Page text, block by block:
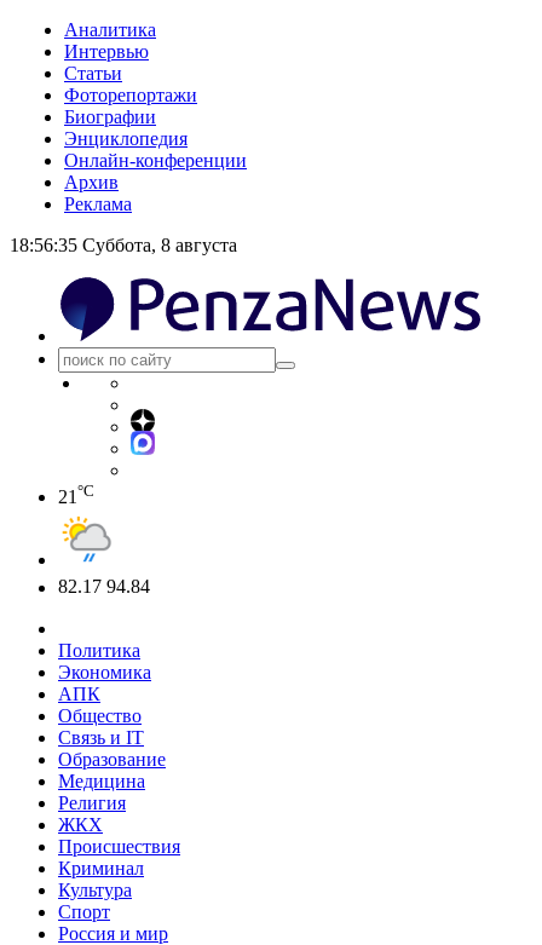
Аналитика
Интервью
Статьи
Фоторепортажи
Биографии
Энциклопедия
Онлайн-конференции
Архив
Реклама
18:56:36 Суббота, 8 августа
21 °C
82.17 94.84
Политика
Экономика
АПК
Общество
Связь и IT
Образование
Медицина
Религия
ЖКХ
Происшествия
Криминал
Культура
Спорт
Россия и мир